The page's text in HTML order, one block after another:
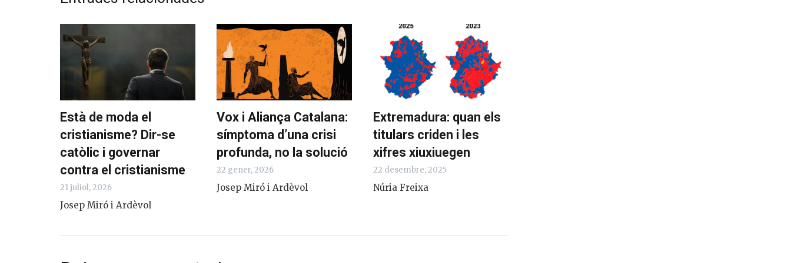
Està de moda el
cristianisme? Dir-se
catòlic i governar
contra el cristianisme
21 juliol, 2026
Josep Miró i Ardèvol
Vox i Aliança Catalana:
símptoma d’una crisi
profunda, no la solució
22 gener, 2026
Josep Miró i Ardèvol
Extremadura: quan els
titulars criden i les
xifres xiuxiuegen
22 desembre, 2025
Núria Freixa